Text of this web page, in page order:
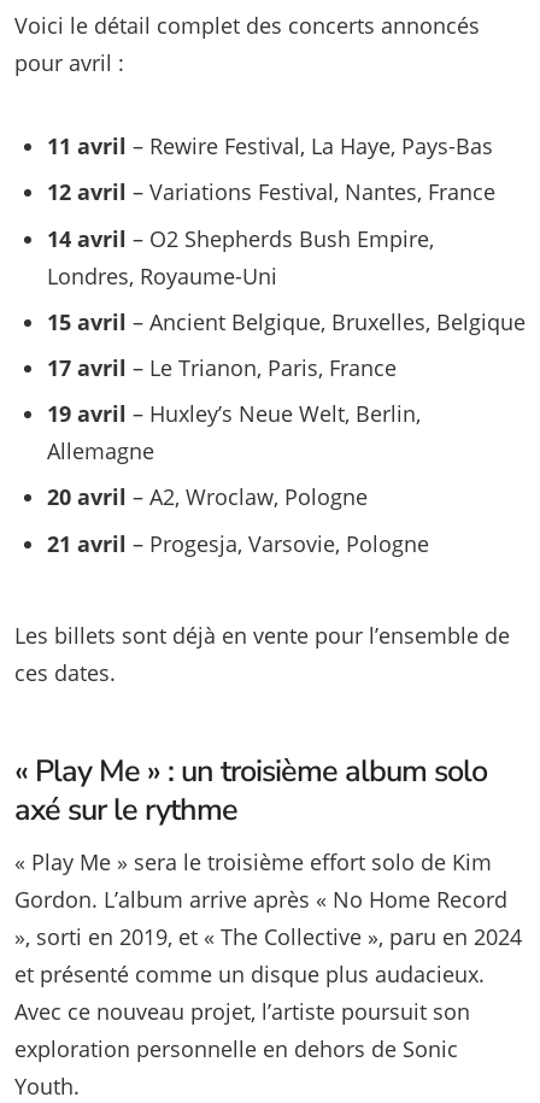
Voici le détail complet des concerts annoncés
pour avril :
11 avril – Rewire Festival, La Haye, Pays-Bas
12 avril – Variations Festival, Nantes, France
14 avril – O2 Shepherds Bush Empire,
Londres, Royaume-Uni
15 avril – Ancient Belgique, Bruxelles, Belgique
17 avril – Le Trianon, Paris, France
19 avril – Huxley’s Neue Welt, Berlin,
Allemagne
20 avril – A2, Wroclaw, Pologne
21 avril – Progesja, Varsovie, Pologne
Les billets sont déjà en vente pour l’ensemble de
ces dates.
« Play Me » : un troisième album solo
axé sur le rythme
« Play Me » sera le troisième effort solo de Kim
Gordon. L’album arrive après « No Home Record
», sorti en 2019, et « The Collective », paru en 2024
et présenté comme un disque plus audacieux.
Avec ce nouveau projet, l’artiste poursuit son
exploration personnelle en dehors de Sonic
Youth.